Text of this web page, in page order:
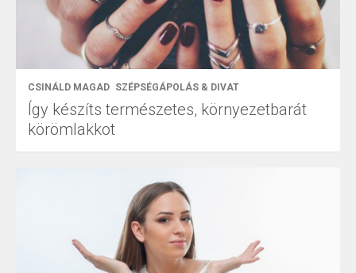
CSINÁLD MAGAD SZÉPSÉGÁPOLÁS & DIVAT
Így készíts természetes, környezetbarát
körömlakkot